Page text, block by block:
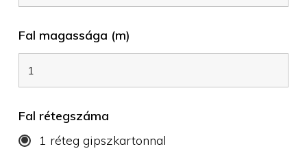
Fal magassága (m)
Fal rétegszáma
1 réteg gipszkartonnal